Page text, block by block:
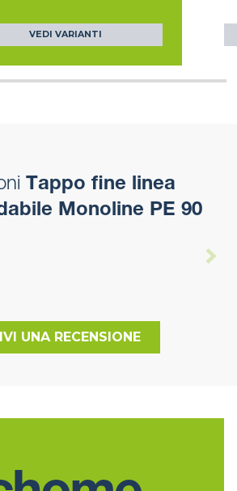
VEDI VARIANTI
Tappo fine linea
Monoline PE 90
UNA RECENSIONE